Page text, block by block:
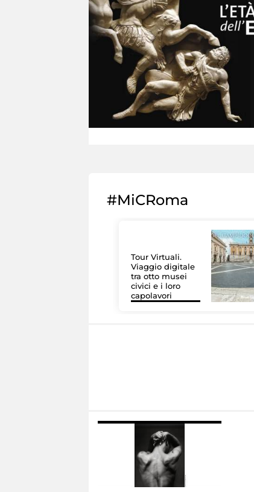
#MiCRoma
Tour Virtuali.
Viaggio digitale
tra otto musei
civici e i loro
capolavori